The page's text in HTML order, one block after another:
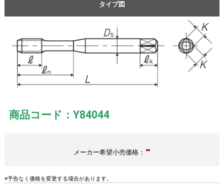
タイプ図
商品コード：Y84044
メーカー希望小売価格： -
※予告なく価格を変更する場合があります。